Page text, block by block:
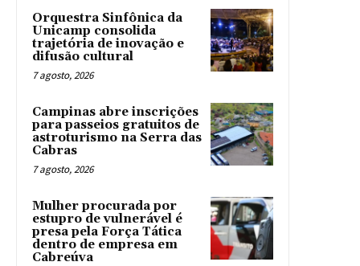
Orquestra Sinfônica da
Unicamp consolida
trajetória de inovação e
difusão cultural
7 agosto, 2026
Campinas abre inscrições
para passeios gratuitos de
astroturismo na Serra das
Cabras
7 agosto, 2026
Mulher procurada por
estupro de vulnerável é
presa pela Força Tática
dentro de empresa em
Cabreúva